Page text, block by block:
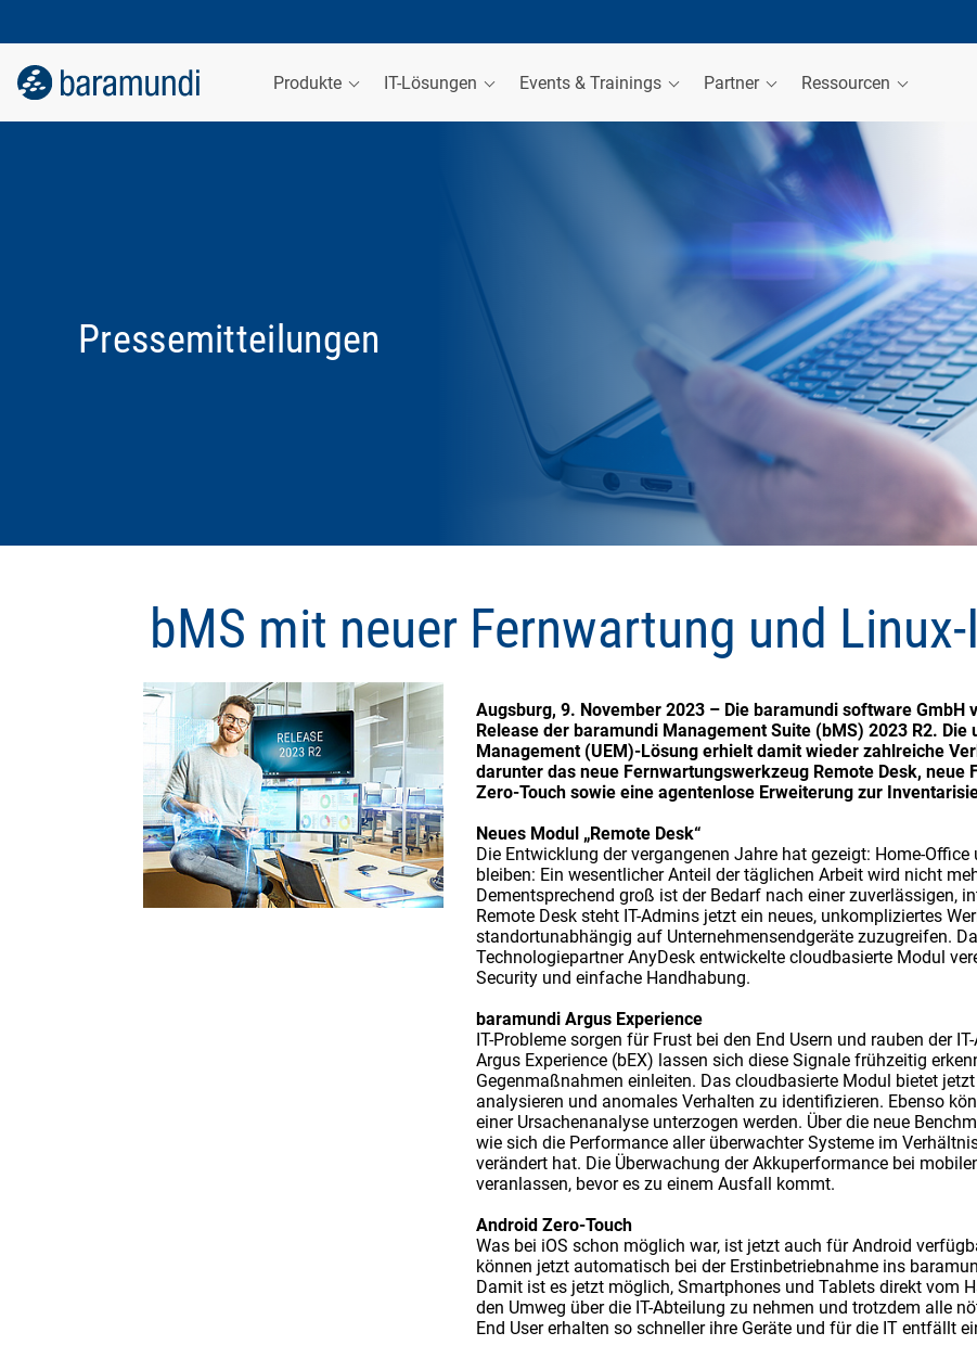
Produkte IT-Lösungen Events & Trainings Partner Ressourcen
Pressemitteilungen
bMS mit neuer Fernwartung und
Augsburg, 9. November 2023 – Die baramundi software
Release der baramundi Management Suite (bMS) 2023 R2.
Management (UEM)-Lösung erhielt damit wieder zahlreiche
darunter das neue Fernwartungswerkzeug Remote Desk, neue
Zero-Touch sowie eine agentenlose Erweiterung zur
Neues Modul „Remote Desk“
Die Entwicklung der vergangenen Jahre hat gezeigt: Home-
bleiben: Ein wesentlicher Anteil der täglichen Arbeit wird nicht
Dementsprechend groß ist der Bedarf nach einer zuverlässigen,
Remote Desk steht IT-Admins jetzt ein neues, unkompliziertes
standortunabhängig auf Unternehmensendgeräte zuzugreifen.
Technologiepartner AnyDesk entwickelte cloudbasierte Modul
Security und einfache Handhabung.
baramundi Argus Experience
IT-Probleme sorgen für Frust bei den End Usern und rauben der
Argus Experience (bEX) lassen sich diese Signale frühzeitig
Gegenmaßnahmen einleiten. Das cloudbasierte Modul bietet
analysieren und anomales Verhalten zu identifizieren. Ebenso
einer Ursachenanalyse unterzogen werden. Über die neue
wie sich die Performance aller überwachter Systeme im
verändert hat. Die Überwachung der Akkuperformance bei
veranlassen, bevor es zu einem Ausfall kommt.
Android Zero-Touch
Was bei iOS schon möglich war, ist jetzt auch für Android
können jetzt automatisch bei der Erstinbetriebnahme ins
Damit ist es jetzt möglich, Smartphones und Tablets direkt vom
den Umweg über die IT-Abteilung zu nehmen und trotzdem alle
End User erhalten so schneller ihre Geräte und für die IT entfällt